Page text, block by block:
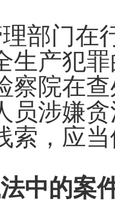
部门在
生产犯
察院在
员涉嫌
索，应
中的案